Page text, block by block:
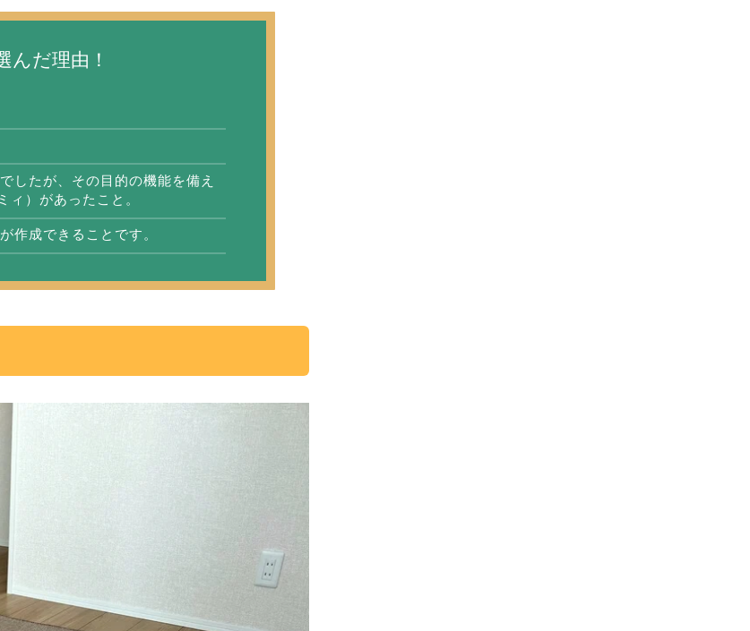
んだ理由！
したが、その目的の機能を備え
ィ）があったこと。
作成できることです。